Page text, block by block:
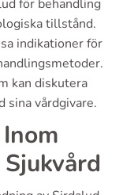
för behandling
tillstånd.
indikationer för
kan diskutera
sina vårdgivare.